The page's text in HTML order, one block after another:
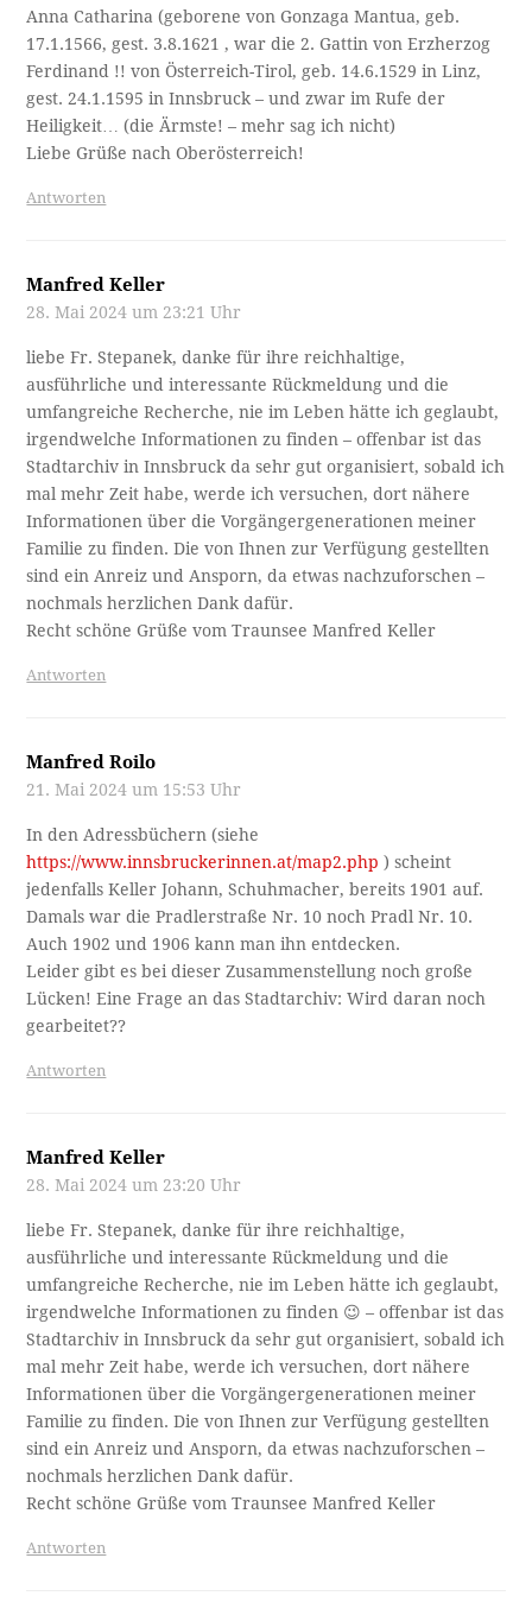
Anna Catharina (geborene von Gonzaga Mantua, geb.
17.1.1566, gest. 3.8.1621 , war die 2. Gattin von Erzherzog
Ferdinand !! von Österreich-Tirol, geb. 14.6.1529 in Linz,
gest. 24.1.1595 in Innsbruck – und zwar im Rufe der
Heiligkeit… (die Ärmste! – mehr sag ich nicht)
Liebe Grüße nach Oberösterreich!
Antworten
Manfred Keller
28. Mai 2024 um 23:21 Uhr
liebe Fr. Stepanek, danke für ihre reichhaltige,
ausführliche und interessante Rückmeldung und die
umfangreiche Recherche, nie im Leben hätte ich geglaubt,
irgendwelche Informationen zu finden – offenbar ist das
Stadtarchiv in Innsbruck da sehr gut organisiert, sobald ich
mal mehr Zeit habe, werde ich versuchen, dort nähere
Informationen über die Vorgängergenerationen meiner
Familie zu finden. Die von Ihnen zur Verfügung gestellten
sind ein Anreiz und Ansporn, da etwas nachzuforschen –
nochmals herzlichen Dank dafür.
Recht schöne Grüße vom Traunsee Manfred Keller
Antworten
Manfred Roilo
21. Mai 2024 um 15:53 Uhr
In den Adressbüchern (siehe
https://www.innsbruckerinnen.at/map2.php ) scheint
jedenfalls Keller Johann, Schuhmacher, bereits 1901 auf.
Damals war die Pradlerstraße Nr. 10 noch Pradl Nr. 10.
Auch 1902 und 1906 kann man ihn entdecken.
Leider gibt es bei dieser Zusammenstellung noch große
Lücken! Eine Frage an das Stadtarchiv: Wird daran noch
gearbeitet??
Antworten
Manfred Keller
28. Mai 2024 um 23:20 Uhr
liebe Fr. Stepanek, danke für ihre reichhaltige,
ausführliche und interessante Rückmeldung und die
umfangreiche Recherche, nie im Leben hätte ich geglaubt,
irgendwelche Informationen zu finden 😉 – offenbar ist das
Stadtarchiv in Innsbruck da sehr gut organisiert, sobald ich
mal mehr Zeit habe, werde ich versuchen, dort nähere
Informationen über die Vorgängergenerationen meiner
Familie zu finden. Die von Ihnen zur Verfügung gestellten
sind ein Anreiz und Ansporn, da etwas nachzuforschen –
nochmals herzlichen Dank dafür.
Recht schöne Grüße vom Traunsee Manfred Keller
Antworten